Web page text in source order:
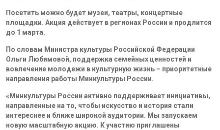
Посетить можно будет музеи, театры, концертные
площадки. Акция действует в регионах России и продлится
до 1 марта.
По словам Министра культуры Российской Федерации
Ольги Любимовой, поддержка семейных ценностей и
вовлечение молодежи в культурную жизнь – приоритетные
направления работы Минкультуры России.
«Минкультуры России активно поддерживает инициативы,
направленные на то, чтобы искусство и история стали
интереснее и ближе широкой аудитории. Мы запускаем
новую масштабную акцию. К участию приглашены